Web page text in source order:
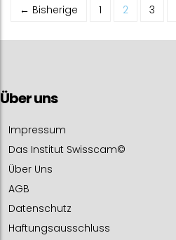
← Bisherige 1 2 3
Über uns
Impressum
Das Institut Swisscam©
Über Uns
AGB
Datenschutz
Haftungsausschluss